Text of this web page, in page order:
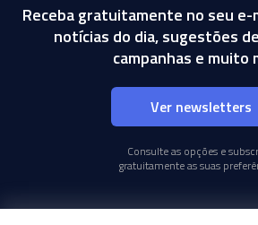
Receba gratuitamente no seu e-
notícias do dia, sugestões
campanhas e muito
Ver newsletters
Consulte as opções e
gratuitamente as suas